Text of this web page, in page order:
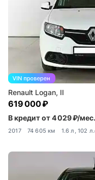
Renault Logan, II
619 000 ₽
В кредит от 4 029 ₽/мес.
2017 74 605 км 1.6 л, 102